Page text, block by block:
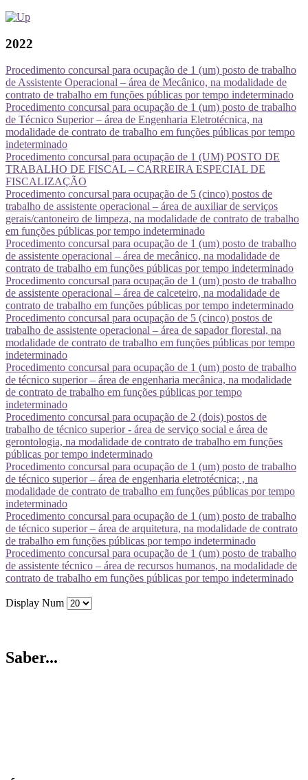
2022
Procedimento concursal para ocupação de 1 (um) posto de trabalho
de Assistente Operacional – área de Mecânico, na modalidade de
contrato de trabalho em funções públicas por tempo indeterminado
Procedimento concursal para ocupação de 1 (um) posto de trabalho
de Técnico Superior – área de Engenharia Eletrotécnica, na
modalidade de contrato de trabalho em funções públicas por tempo
indeterminado
Procedimento concursal para ocupação de 1 (UM) POSTO DE
TRABALHO DE FISCAL – CARREIRA ESPECIAL DE
FISCALIZAÇÃO
Procedimento concursal para ocupação de 5 (cinco) postos de
trabalho de assistente operacional – área de auxiliar de serviços
gerais/cantoneiro de limpeza, na modalidade de contrato de trabalho
em funções públicas por tempo indeterminado
Procedimento concursal para ocupação de 1 (um) posto de trabalho
de assistente operacional – área de mecânico, na modalidade de
contrato de trabalho em funções públicas por tempo indeterminado
Procedimento concursal para ocupação de 1 (um) posto de trabalho
de assistente operacional – área de calceteiro, na modalidade de
contrato de trabalho em funções públicas por tempo indeterminado
Procedimento concursal para ocupação de 5 (cinco) postos de
trabalho de assistente operacional – área de sapador florestal, na
modalidade de contrato de trabalho em funções públicas por tempo
indeterminado
Procedimento concursal para ocupação de 1 (um) posto de trabalho
de técnico superior – área de engenharia mecânica, na modalidade
de contrato de trabalho em funções públicas por tempo
indeterminado
Procedimento concursal para ocupação de 2 (dois) postos de
trabalho de técnico superior - área de serviço social e área de
gerontologia, na modalidade de contrato de trabalho em funções
públicas por tempo indeterminado
Procedimento concursal para ocupação de 1 (um) posto de trabalho
de técnico superior – área de engenharia eletrotécnica; , na
modalidade de contrato de trabalho em funções públicas por tempo
indeterminado
Procedimento concursal para ocupação de 1 (um) posto de trabalho
de técnico superior – área de arquitetura, na modalidade de contrato
de trabalho em funções públicas por tempo indeterminado
Procedimento concursal para ocupação de 1 (um) posto de trabalho
de assistente técnico – área de recursos humanos, na modalidade de
contrato de trabalho em funções públicas por tempo indeterminado
Display Num
Saber...